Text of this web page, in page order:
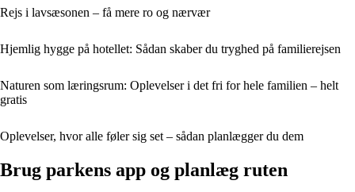
Rejs i lavsæsonen – få mere ro og nærvær
Hjemlig hygge på hotellet: Sådan skaber du tryghed på familierejsen
Naturen som læringsrum: Oplevelser i det fri for hele familien – helt
gratis
Oplevelser, hvor alle føler sig set – sådan planlægger du dem
Brug parkens app og planlæg ruten